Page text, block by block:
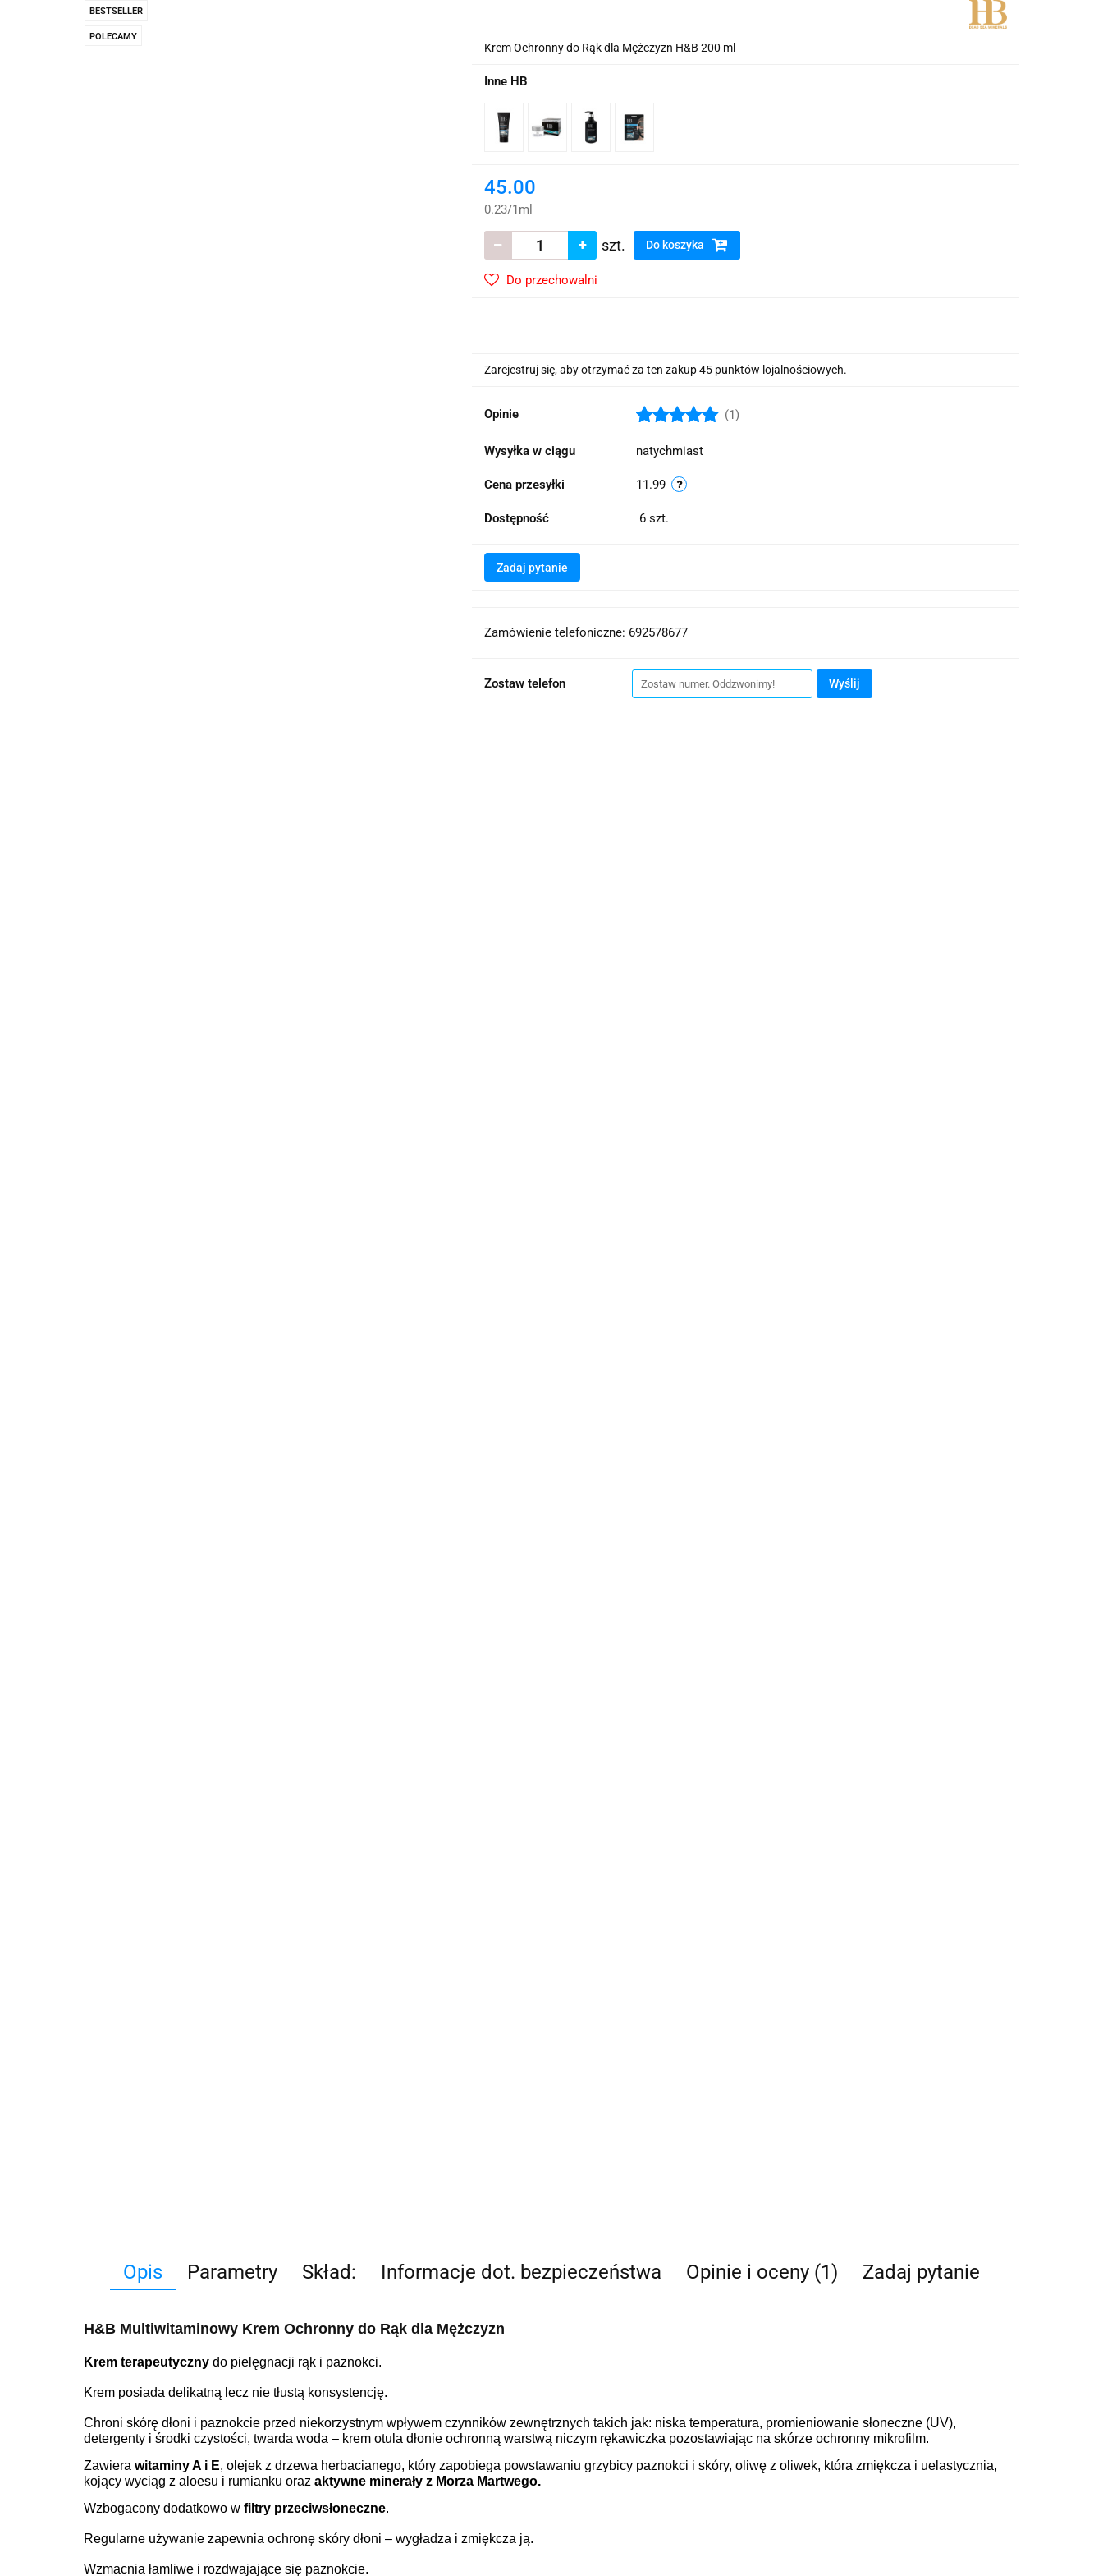
BESTSELLER
POLECAMY
Krem Ochronny do Rąk dla Mężczyzn H&B 200 ml
Inne HB
45.00
0.23/1ml
szt. Do koszyka
Do przechowalni
Zarejestruj się, aby otrzymać za ten zakup 45 punktów lojalnościowych.
Opinie (1)
Wysyłka w ciągu natychmiast
Cena przesyłki 11.99
Dostępność 6 szt.
Zadaj pytanie
Zamówienie telefoniczne: 692578677
Zostaw telefon Wyślij
Opis Parametry Skład: Informacje dot. bezpieczeństwa Opinie i oceny (1) Zadaj pytanie
H&B Multiwitaminowy Krem Ochronny do Rąk dla Mężczyzn
Krem terapeutyczny do pielęgnacji rąk i paznokci.
Krem posiada delikatną lecz nie tłustą konsystencję.
Chroni skórę dłoni i paznokcie przed niekorzystnym wpływem czynników zewnętrznych takich jak: niska temperatura, promieniowanie słoneczne (UV),
detergenty i środki czystości, twarda woda – krem otula dłonie ochronną warstwą niczym rękawiczka pozostawiając na skórze ochronny mikrofilm.
Zawiera witaminy A i E, olejek z drzewa herbacianego, który zapobiega powstawaniu grzybicy paznokci i skóry, oliwę z oliwek, która zmiękcza i uelastycznia,
kojący wyciąg z aloesu i rumianku oraz aktywne minerały z Morza Martwego.
Wzbogacony dodatkowo w filtry przeciwsłoneczne.
Regularne używanie zapewnia ochronę skóry dłoni – wygładza i zmiękcza ją.
Wzmacnia łamliwe i rozdwajające się paznokcie.